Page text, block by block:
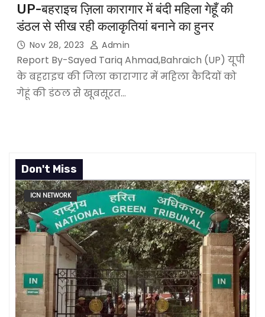
UP-बहराइच ज़िला कारागार में बंदी महिला गेहूँ की
डंठल से सीख रही कलाकृतियां बनाने का हुनर
Nov 28, 2023 Admin
Report By-Sayed Tariq Ahmad,Bahraich (UP) यूपी
के बहराइच की जिला कारागार में महिला कैदियों को
गेहूं की डंठल से खूबसूरत…
Don't Miss
ICN NETWORK